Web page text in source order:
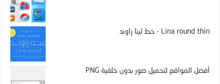
Lina round thin - خط لينا راوند
أفضل المواقع لتحميل صور بدون خلفية PNG